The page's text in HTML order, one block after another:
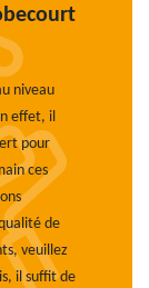
niveau
effet, il
pour
ces
de
veuillez
il suffit de